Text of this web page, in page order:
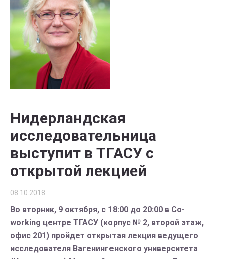
Нидерландская
исследовательница
выступит в ТГАСУ с
открытой лекцией
08.10.2018
Во вторник, 9 октября, с 18:00 до 20:00 в Co-
working центре ТГАСУ (корпус № 2, второй этаж,
офис 201) пройдет открытая лекция ведущего
исследователя Вагенингенского университета